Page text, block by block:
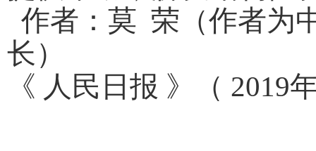
作者： 莫 荣 （作者
长）
《 人民日报 》（ 2019